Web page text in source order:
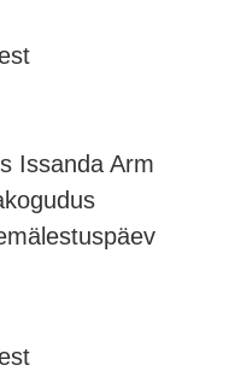
Issanda Arm